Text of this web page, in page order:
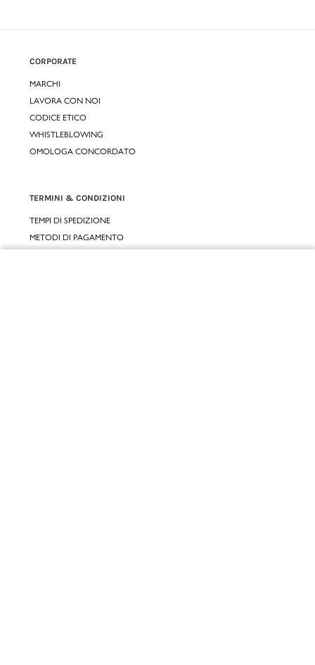
CORPORATE
MARCHI
LAVORA CON NOI
CODICE ETICO
WHISTLEBLOWING
OMOLOGA CONCORDATO
TERMINI & CONDIZIONI
TEMPI DI SPEDIZIONE
METODI DI PAGAMENTO